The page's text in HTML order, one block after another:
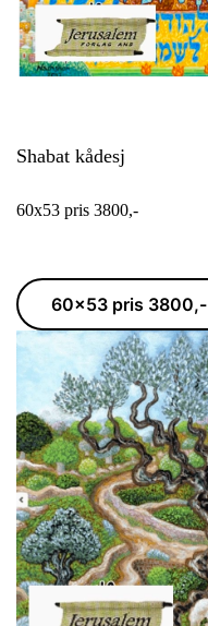
Shabat kådesj
60x53 pris 3800,-
60x53 pris 3800,-